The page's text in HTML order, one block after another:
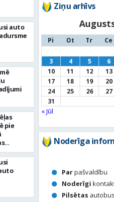
auto
pie
Ziņu arhīvs
Pi Ot Tr Ce
3
4 5 6
10
11 12 13
17
18 19 20
24
25 26 27
31
« Jūl
Noderīga
Parpašvaldību
Noderīgi
Pilsētas